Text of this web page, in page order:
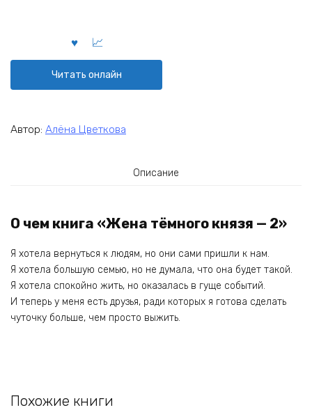
Читать онлайн
Автор: Алёна Цветкова
Описание
О чем книга «Жена тёмного князя — 2»
Я хотела вернуться к людям, но они сами пришли к нам.
Я хотела большую семью, но не думала, что она будет такой.
Я хотела спокойно жить, но оказалась в гуще событий.
И теперь у меня есть друзья, ради которых я готова сделать
чуточку больше, чем просто выжить.
Похожие книги